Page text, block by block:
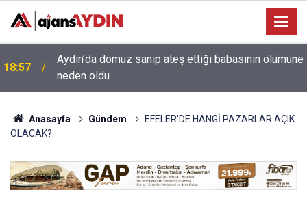
18:13 Yeni Parti'nin Aydın kurucu yönetimi belli oldu
Anasayfa Gündem
EFELER'DE HANGİ PAZARLAR AÇIK
OLACAK?